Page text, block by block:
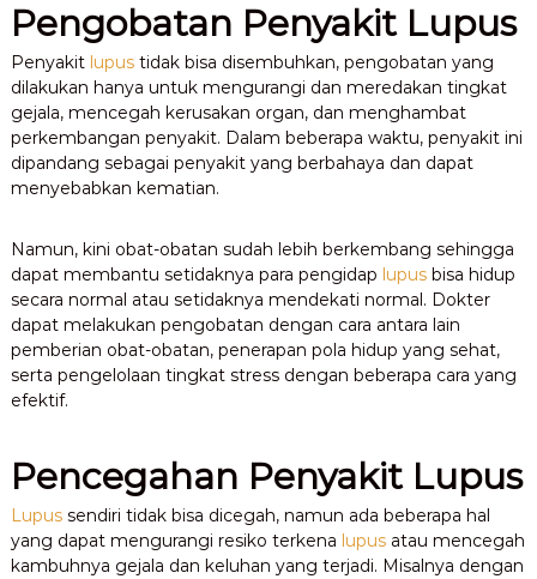
Pengobatan Penyakit Lupus
Penyakit lupustidak bisa disembuhkan, pengobatan yang
dilakukan hanya untuk mengurangi dan meredakan tingkat
gejala, mencegah kerusakan organ, dan menghambat
perkembangan penyakit. Dalam beberapa waktu, penyakit ini
dipandang sebagai penyakit yang berbahaya dan dapat
menyebabkan kematian.
Namun, kini obat-obatan sudah lebih berkembang sehingga
dapat membantu setidaknya para pengidap lupusbisa hidup
secara normal atau setidaknya mendekati normal. Dokter
dapat melakukan pengobatan dengan cara antara lain
pemberian obat-obatan, penerapan pola hidup yang sehat,
serta pengelolaan tingkat stress dengan beberapa cara yang
efektif.
Pencegahan Penyakit Lupus
Lupussendiri tidak bisa dicegah, namun ada beberapa hal
yang dapat mengurangi resiko terkena lupusatau mencegah
kambuhnya gejala dan keluhan yang terjadi. Misalnya dengan